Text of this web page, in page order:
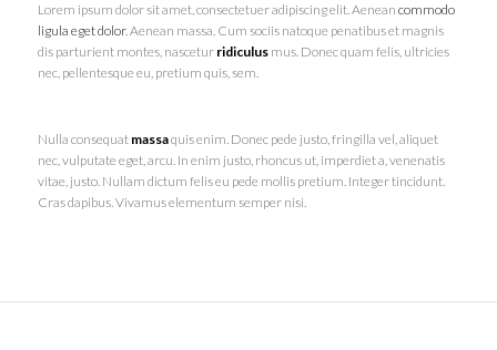
Lorem ipsum dolor sit amet, consectetuer adipiscing elit. Aenean commodo
ligula eget dolor. Aenean massa. Cum sociis natoque penatibus et magnis
dis parturient montes, nascetur ridiculusmus. Donec quam felis, ultricies
nec, pellentesque eu, pretium quis, sem.
Nulla consequat massaquis enim. Donec pede justo, fringilla vel, aliquet
nec, vulputate eget, arcu. In enim justo, rhoncus ut, imperdiet a, venenatis
vitae, justo. Nullam dictum felis eu pede mollis pretium. Integer tincidunt.
Cras dapibus. Vivamus elementum semper nisi.